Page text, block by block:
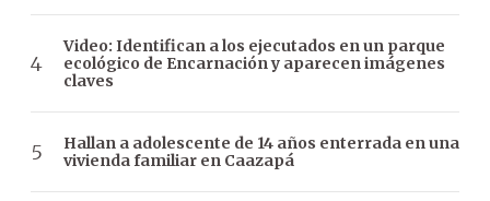
Video: Identifican a los ejecutados en un parque
ecológico de Encarnación y aparecen imágenes
claves
Hallan a adolescente de 14 años enterrada en una
vivienda familiar en Caazapá